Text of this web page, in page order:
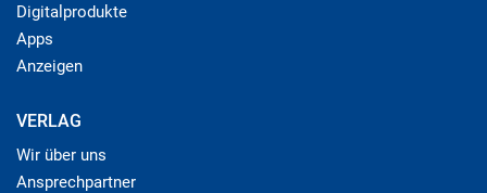
Digitalprodukte
Apps
Anzeigen
VERLAG
Wir über uns
Ansprechpartner